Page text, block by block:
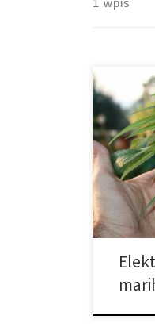
Czym jest
poście
wyników
cieczy do
medium,